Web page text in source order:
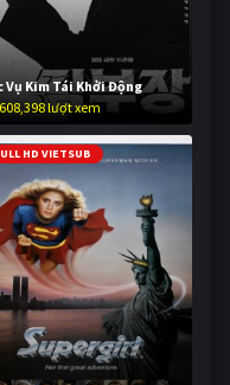
Vụ Kim Tái Khởi Động
lượt xem
HD VIETSUB